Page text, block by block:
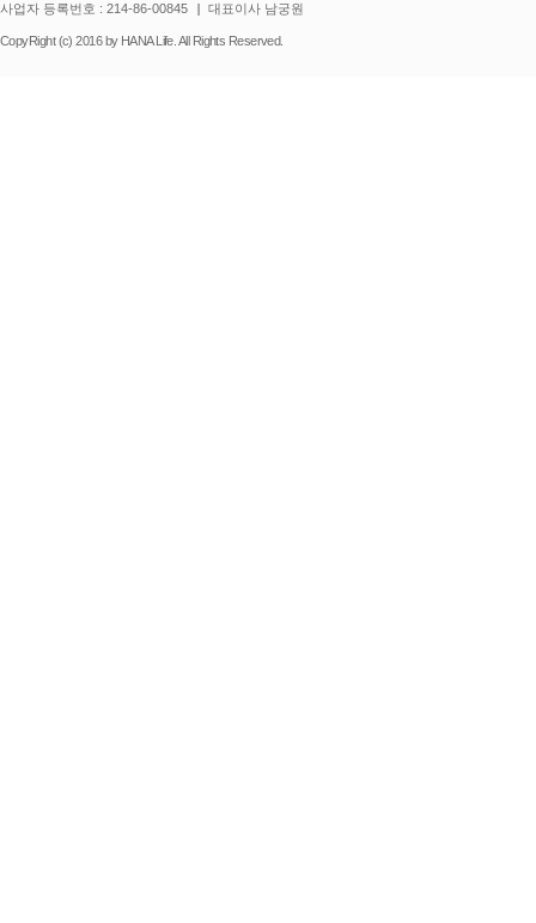
사업자 등록번호 : 214-86-00845 대표이사 남궁원
CopyRight (c) 2016 by HANA Life. All Rights Reserved.